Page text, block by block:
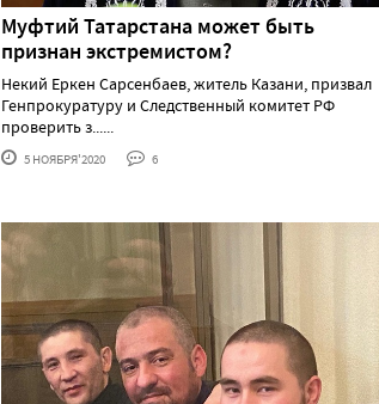
Муфтий Татарстана может быть
признан экстремистом?
Некий Еркен Сарсенбаев, житель Казани, призвал
Генпрокуратуру и Следственный комитет РФ
проверить з......
5 НОЯБРЯ'2020 6